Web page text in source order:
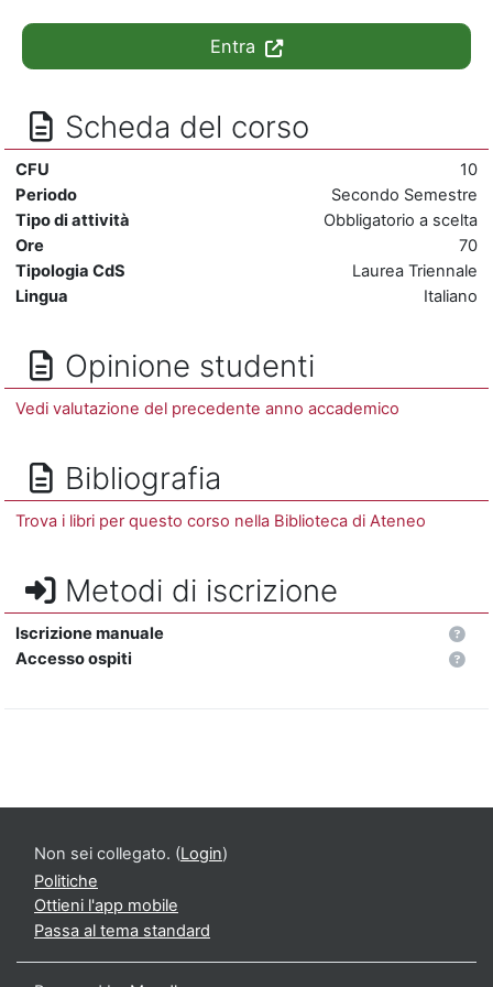
Entra
Scheda del corso
CFU
10
Periodo
Secondo Semestre
Tipo di attività
Obbligatorio a scelta
Ore
70
Tipologia CdS
Laurea Triennale
Lingua
Italiano
Opinione studenti
Vedi valutazione del precedente anno accademico
Bibliografia
Trova i libri per questo corso nella Biblioteca di Ateneo
Metodi di iscrizione
Iscrizione manuale
Accesso ospiti
Non sei collegato. (Login)
Politiche
Ottieni l'app mobile
Passa al tema standard